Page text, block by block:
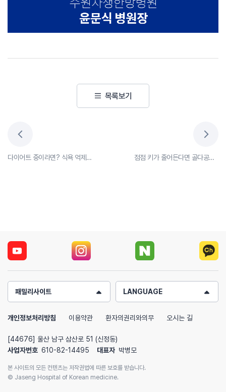
다이어트 중이라면? 식욕 억제해주는 지압법
목록보기
점점 키가 줄어든다면 골다공증 의심해 보세요.
패밀리사이트 LANGUAGE
개인정보처리방침 이용약관 환자의권리와의무 오시는 길
[44676] 울산 남구 삼산로 51 (신정동)
사업자번호 610-82-14495 대표자 박병모
본 사이트의 모든 컨텐츠는 저작권법에 따른 보호를 받습니다.
© Jaseng Hospital of Korean medicine.